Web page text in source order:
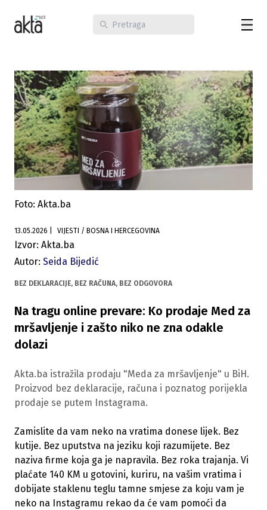
Foto: Akta.ba
13.05.2026 VIJESTI / BOSNA I HERCEGOVINA
Izvor: Akta.ba
Autor: Seida Bijedić
BEZ DEKLARACIJE, BEZ RAČUNA, BEZ ODGOVORA
Na tragu online prevare: Ko prodaje Med za
mršavljenje i zašto niko ne zna odakle
dolazi
Akta.ba istražila prodaju "Meda za mršavljenje" u BiH.
Proizvod bez deklaracije, računa i poznatog porijekla
prodaje se putem Instagrama.
Zamislite da vam neko na vratima donese lijek. Bez
kutije. Bez uputstva na jeziku koji razumijete. Bez
naziva firme koja ga je napravila. Bez roka trajanja. Vi
plaćate 140 KM u gotovini, kuriru, na vašim vratima i
dobijate staklenu teglu tamne smjese za koju vam je
neko na Instagramu rekao da će vam pomoći da